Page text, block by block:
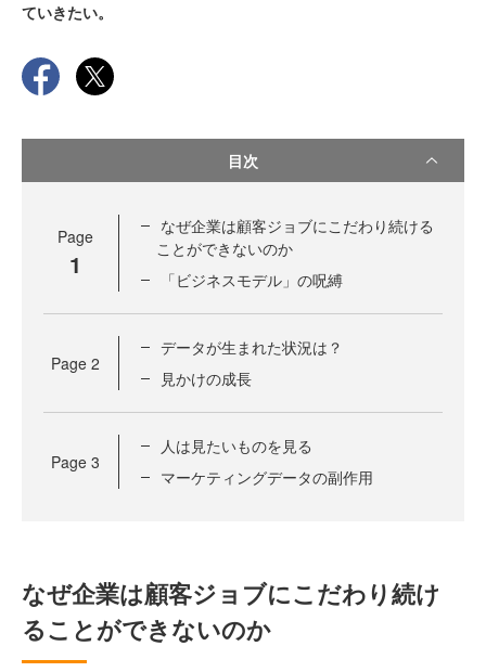
ていきたい。
目次
Page
1
なぜ企業は顧客ジョブにこだわり続ける
ことができないのか
「ビジネスモデル」の呪縛
Page 2
データが生まれた状況は？
見かけの成長
Page 3
人は見たいものを見る
マーケティングデータの副作用
なぜ企業は顧客ジョブにこだわり続け
ることができないのか